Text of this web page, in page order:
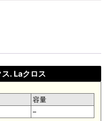
. Laクロス
容量
–